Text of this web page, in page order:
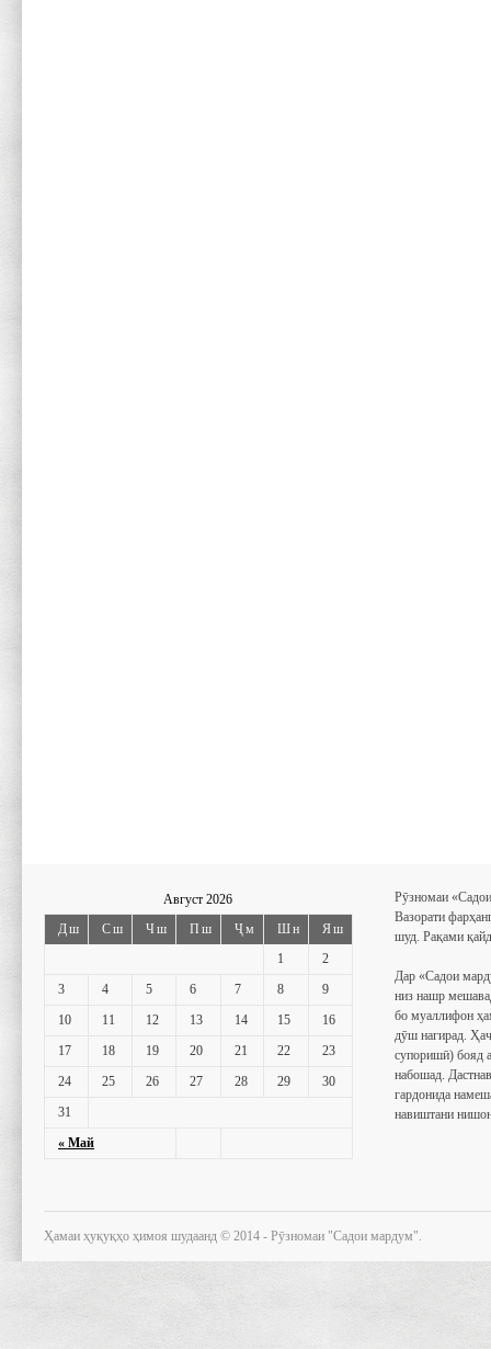
Август 2026
Дш
Сш Чш Пш Ҷм Шн Яш
« Май
1
2
3
4 5 6 7 8
9
10
11 12 13 14 15
16
17
18 19 20 21 22
23
24
25 26 27 28 29
30
31
Рӯзномаи
Вазорати
шуд. Рақами
Дар «Садои
низ нашр
бо муаллифон
дӯш нагирад.
супоришӣ) бояд
набошад.
гардонида
навиштани
Ҳамаи ҳуқуқҳо ҳимоя шудаанд © 2014 - Рӯзномаи "Садои мардум".